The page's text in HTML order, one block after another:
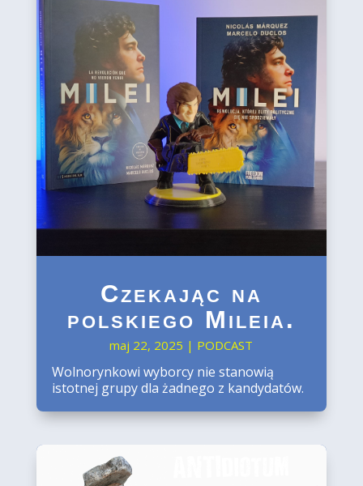
​Czekając na
polskiego Mileia.
maj 22, 2025 | PODCAST
Wolnorynkowi wyborcy nie stanowią
istotnej grupy dla żadnego z kandydatów.